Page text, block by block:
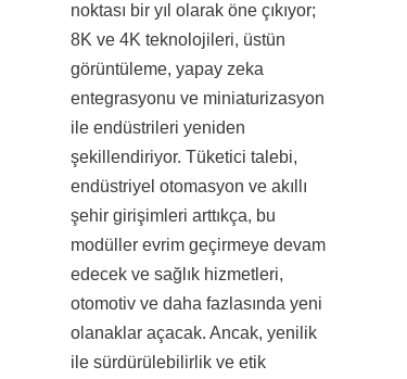
noktası bir yıl olarak öne çıkıyor;
8K ve 4K teknolojileri, üstün
görüntüleme, yapay zeka
entegrasyonu ve miniaturizasyon
ile endüstrileri yeniden
şekillendiriyor. Tüketici talebi,
endüstriyel otomasyon ve akıllı
şehir girişimleri arttıkça, bu
modüller evrim geçirmeye devam
edecek ve sağlık hizmetleri,
otomotiv ve daha fazlasında yeni
olanaklar açacak. Ancak, yenilik
ile sürdürülebilirlik ve etik